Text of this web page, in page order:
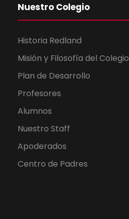
Nuestro Colegio
Historia Redland
Misión y Filosofía del Colegio
Plan de Desarrollo
Profesores
Alumnos
Nuestro Staff
Apoderados
Centro de Padres